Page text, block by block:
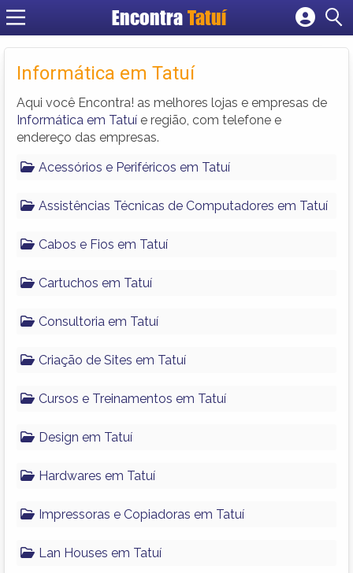
Encontra Tatuí
Cadastrar empresa
Criar conta
Informática em Tatuí
Aqui você Encontra! as melhores lojas e empresas de
Informática em Tatuí e região, com telefone e
endereço das empresas.
Acessórios e Periféricos em Tatuí
Assistências Técnicas de Computadores em Tatuí
Cabos e Fios em Tatuí
Cartuchos em Tatuí
Consultoria em Tatuí
Criação de Sites em Tatuí
Cursos e Treinamentos em Tatuí
Design em Tatuí
Hardwares em Tatuí
Impressoras e Copiadoras em Tatuí
Lan Houses em Tatuí